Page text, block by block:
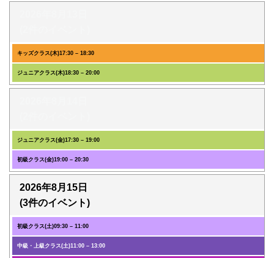
キッズクラス(木)17:30 – 18:30
ジュニアクラス(木)18:30 – 20:00
ジュニアクラス(金)17:30 – 19:00
初級クラス(金)19:00 – 20:30
2026年8月15日
(3件のイベント)
初級クラス(土)09:30 – 11:00
中級・上級クラス(土)11:00 – 13:00